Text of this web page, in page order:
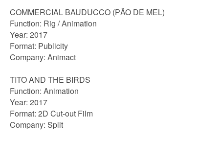
COMMERCIAL BAUDUCCO (PÃO DE MEL)
Function: Rig / Animation
Year: 2017
Format: Publicity
Company: Animact
TITO AND THE BIRDS
Function: Animation
Year: 2017
Format: 2D Cut-out Film
Company: Split